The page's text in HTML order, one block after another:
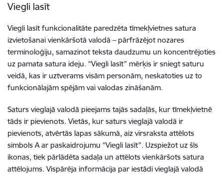
Viegli lasīt
Viegli lasīt funkcionalitāte paredzēta tīmekļvietnes satura
izvietošanai vienkāršotā valodā – pārfrāzējot nozares
terminoloģiju, samazinot teksta daudzumu un koncentrējoties
uz pamata satura ideju. “Viegli lasīt” mērķis ir sniegt saturu
veidā, kas ir uztverams visām personām, neskatoties uz to
funkcionālajām spējām vai valodas zināšanām.
Saturs vieglajā valodā pieejams tajās sadaļās, kur tīmekļvietnē
tāds ir pievienots. Vietās, kur saturs vieglajā valodā ir
pievienots, atvērtās lapas sākumā, aiz virsraksta attēlots
simbols A ar paskaidrojumu “Viegli lasīt”. Uzspiežot uz šīs
ikonas, tiek pārlādēta sadaļa un attēlots vienkāršots satura
attēlojums. Vispārēja informācija par iestādi vieglajā valodā